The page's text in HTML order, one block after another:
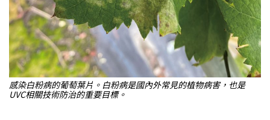
感染白粉病的葡萄葉片。白粉病是國內外常見的植物病害，也是
UVC相關技術防治的重要目標。